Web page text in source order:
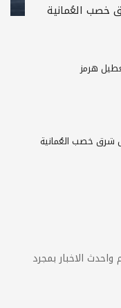
خصب العُمانية
هرمز
شرق خصب العُمانية
الاخبار بمجرد